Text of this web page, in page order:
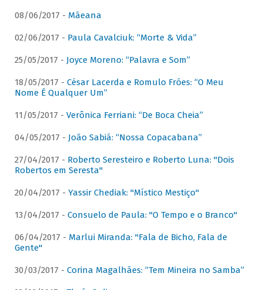
08/06/2017 - Mãeana
02/06/2017 - Paula Cavalciuk: “Morte & Vida”
25/05/2017 - Joyce Moreno: “Palavra e Som”
18/05/2017 - César Lacerda e Romulo Fróes: “O Meu
Nome É Qualquer Um”
11/05/2017 - Verônica Ferriani: “De Boca Cheia”
04/05/2017 - João Sabiá: “Nossa Copacabana”
27/04/2017 - Roberto Seresteiro e Roberto Luna: "Dois
Robertos em Seresta"
20/04/2017 - Yassir Chediak: "Místico Mestiço"
13/04/2017 - Consuelo de Paula: "O Tempo e o Branco"
06/04/2017 - Marlui Miranda: "Fala de Bicho, Fala de
Gente"
30/03/2017 - Corina Magalhães: “Tem Mineira no Samba”